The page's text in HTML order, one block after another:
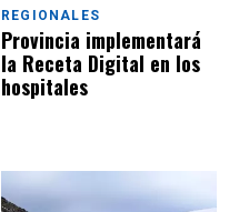
REGIONALES
Provincia implementará
la Receta Digital en los
hospitales